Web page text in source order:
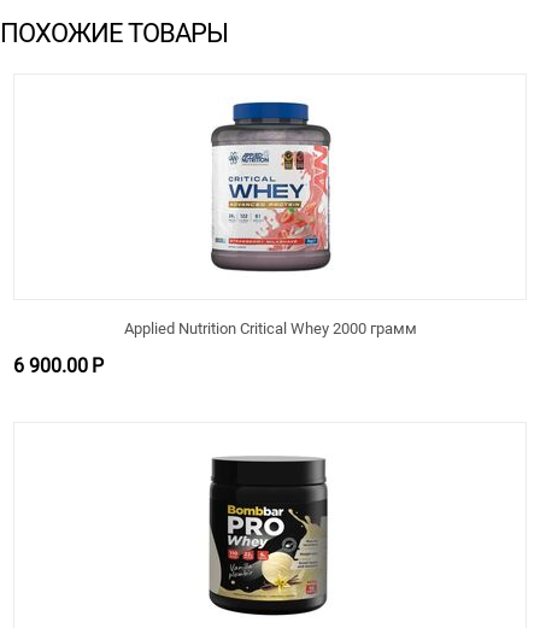
ПОХОЖИЕ ТОВАРЫ
Applied Nutrition Critical Whey 2000 грамм
6 900.00 Р